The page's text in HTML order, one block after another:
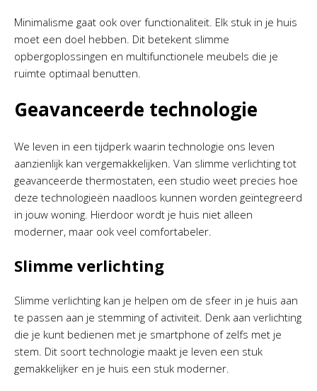
Minimalisme gaat ook over functionaliteit. Elk stuk in je huis
moet een doel hebben. Dit betekent slimme
opbergoplossingen en multifunctionele meubels die je
ruimte optimaal benutten.
Geavanceerde technologie
We leven in een tijdperk waarin technologie ons leven
aanzienlijk kan vergemakkelijken. Van slimme verlichting tot
geavanceerde thermostaten, een studio weet precies hoe
deze technologieën naadloos kunnen worden geïntegreerd
in jouw woning. Hierdoor wordt je huis niet alleen
moderner, maar ook veel comfortabeler.
Slimme verlichting
Slimme verlichting kan je helpen om de sfeer in je huis aan
te passen aan je stemming of activiteit. Denk aan verlichting
die je kunt bedienen met je smartphone of zelfs met je
stem. Dit soort technologie maakt je leven een stuk
gemakkelijker en je huis een stuk moderner.